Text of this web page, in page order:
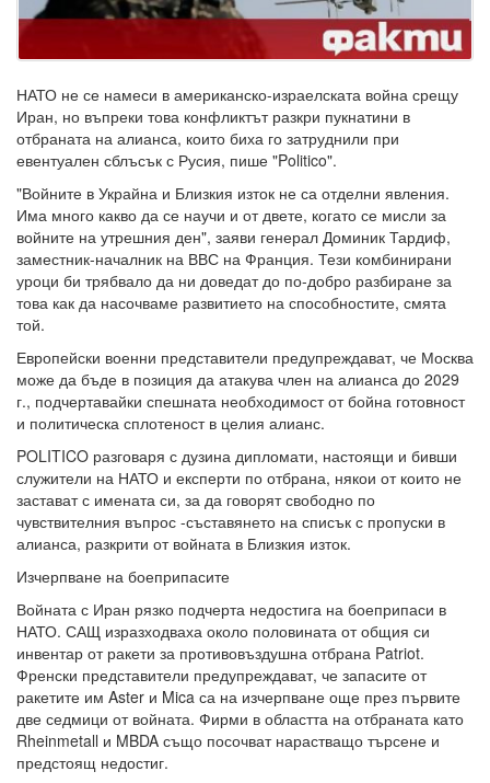
НАТО не се намеси в американско-израелската война срещу
Иран, но въпреки това конфликтът разкри пукнатини в
отбраната на алианса, които биха го затруднили при
евентуален сблъсък с Русия, пише "Politico".
"Войните в Украйна и Близкия изток не са отделни явления.
Има много какво да се научи и от двете, когато се мисли за
войните на утрешния ден", заяви генерал Доминик Тардиф,
заместник-началник на ВВС на Франция. Тези комбинирани
уроци би трябвало да ни доведат до по-добро разбиране за
това как да насочваме развитието на способностите, смята
той.
Европейски военни представители предупреждават, че Москва
може да бъде в позиция да атакува член на алианса до 2029
г., подчертавайки спешната необходимост от бойна готовност
и политическа сплотеност в целия алианс.
POLITICO разговаря с дузина дипломати, настоящи и бивши
служители на НАТО и експерти по отбрана, някои от които не
застават с имената си, за да говорят свободно по
чувствителния въпрос -съставянето на списък с пропуски в
алианса, разкрити от войната в Близкия изток.
Изчерпване на боеприпасите
Войната с Иран рязко подчерта недостига на боеприпаси в
НАТО. САЩ изразходваха около половината от общия си
инвентар от ракети за противовъздушна отбрана Patriot.
Френски представители предупреждават, че запасите от
ракетите им Aster и Mica са на изчерпване още през първите
две седмици от войната. Фирми в областта на отбраната като
Rheinmetall и MBDA също посочват нарастващо търсене и
предстоящ недостиг.